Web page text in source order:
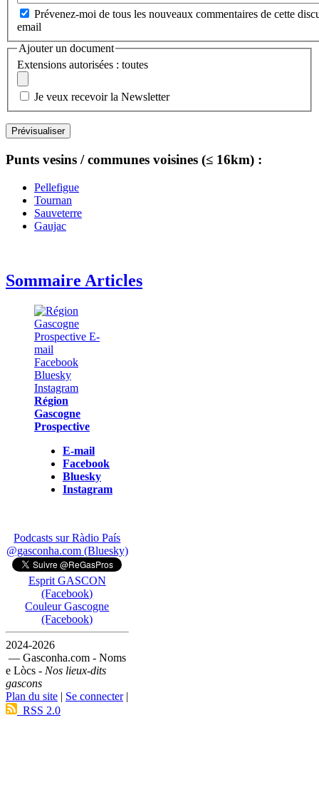
Prévenez-moi de tous les nouveaux commentaires de cette
email
Ajouter un document
Extensions autorisées : toutes
Je veux recevoir la Newsletter
Punts vesins / communes voisines (≤ 16km) :
Pellefigue
Tournan
Sauveterre
Gaujac
Sommaire Articles
Région
Gascogne
Prospective
E-mail
Facebook
Bluesky
Instagram
Podcasts sur Ràdio País
@gasconha.com (Bluesky)
Esprit GASCON
(Facebook)
Couleur Gascogne
(Facebook)
2024-2026
— Gasconha.com - Noms
e Lòcs - Nos lieux-dits
gascons
Plan du site | Se connecter|
RSS 2.0